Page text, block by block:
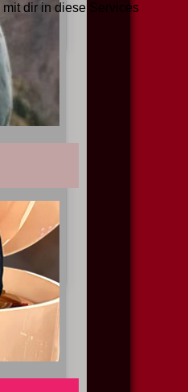
dir in diese Services